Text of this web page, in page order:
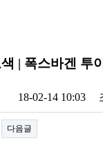
| 폭스바겐 투
18-02-14 10:03
다음글